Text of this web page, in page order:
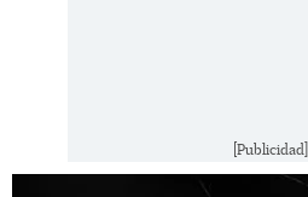
[Publicidad]